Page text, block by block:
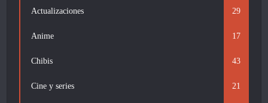
Actualizaciones 29
Anime 17
Chibis 43
Cine y series 21